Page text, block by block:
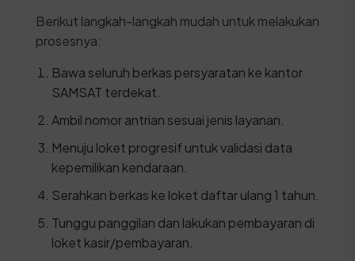
Berikut langkah-langkah mudah untuk melakukan
prosesnya:
Bawa seluruh berkas persyaratan ke kantor
SAMSAT terdekat.
Ambil nomor antrian sesuai jenis layanan.
Menuju loket progresif untuk validasi data
kepemilikan kendaraan.
Serahkan berkas ke loket daftar ulang 1 tahun.
Tunggu panggilan dan lakukan pembayaran di
loket kasir/pembayaran.